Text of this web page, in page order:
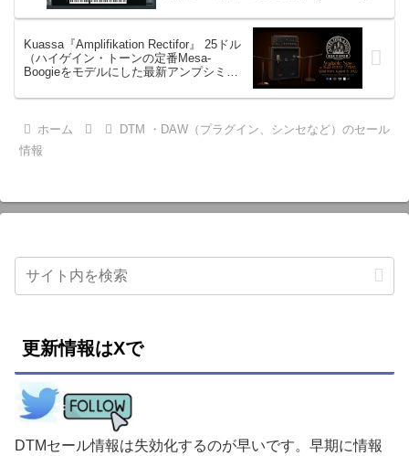
Kuassa『Amplifikation Rectifor』 25ドル
（ハイゲイン・トーンの定番Mesa-
Boogieをモデルにした最新アンプシミ
ホーム
DTM ・DAW（プラグイン、シンセなど）のセール
情報
更新情報はXで
DTMセール情報は失効化するのが早いです。早期に情報